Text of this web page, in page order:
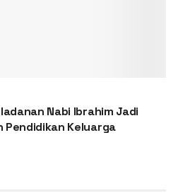
Nabi Ibrahim Jadi
Pendidikan Keluarga